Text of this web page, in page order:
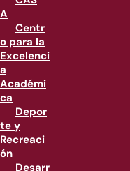
A
Centr
o para la
Excelenci
a
Académi
ca
Depor
te y
Recreaci
ón
Desarr